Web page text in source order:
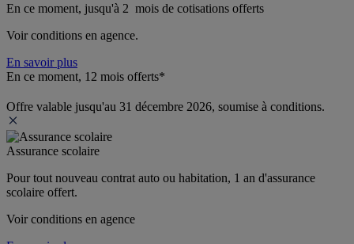
En ce moment, jusqu'à 2  mois de cotisations offerts
Voir conditions en agence.
En savoir plus
En ce moment, 12 mois offerts*
Offre valable jusqu'au 31 décembre 2026, soumise à conditions.
Assurance scolaire
Pour tout nouveau contrat auto ou habitation, 1 an d'assurance
scolaire offert.
Voir conditions en agence